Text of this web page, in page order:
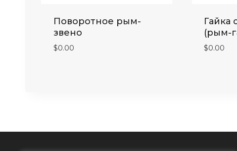
Поворотное рым-
звено
$0.00
Гайка
(рым-
$0.00